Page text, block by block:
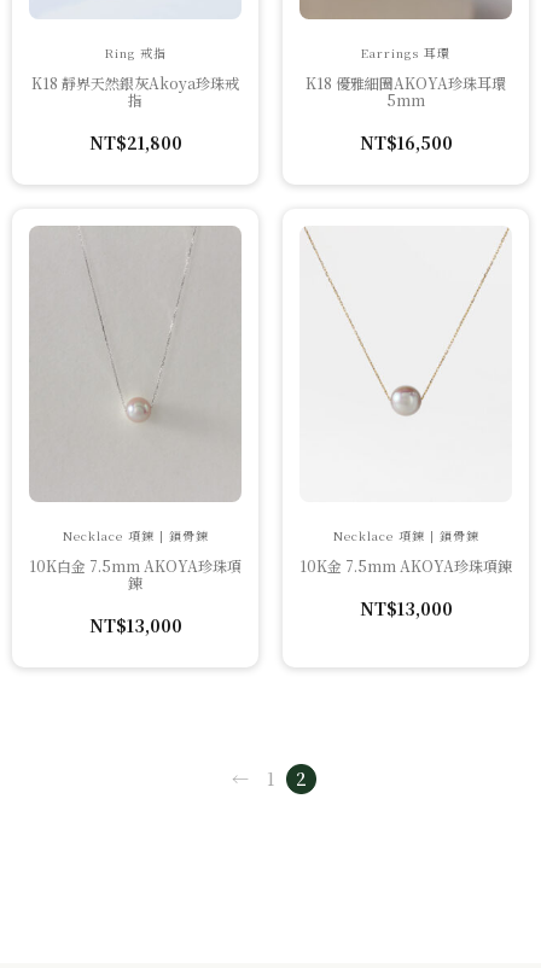
Ring 戒指
K18 靜界天然銀灰Akoya珍珠戒
指
NT$21,800
Earrings 耳環
K18 優雅細圈AKOYA珍珠耳環
5mm
NT$16,500
Necklace 項鍊 | 鎖骨鍊
10K白金 7.5mm AKOYA珍珠項
鍊
NT$13,000
Necklace 項鍊 | 鎖骨鍊
10K金 7.5mm AKOYA珍珠項鍊
NT$13,000
← 1 2